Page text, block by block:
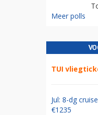
Meer polls
TUI
Jul: 8-dg
€1235